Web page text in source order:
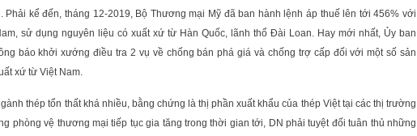
Phải kể đến, tháng 12-2019, Bộ Thương mại Mỹ đã ban hành lệnh áp thuế lên tới 456% với
sử dụng nguyên liệu có xuất xứ từ Hàn Quốc, lãnh thổ Đài Loan. Hay mới nhất, Ủy ban
báo khởi xướng điều tra 2 vụ về chống bán phá giá và chống trợ cấp đối với một số sản
xứ từ Việt Nam.
thép tổn thất khá nhiều, bằng chứng là thị phần xuất khẩu của thép Việt tại các thị trường
phòng vệ thương mại tiếp tục gia tăng trong thời gian tới, DN phải tuyệt đối tuân thủ những